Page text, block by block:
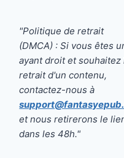
"Politique de retrait
(DMCA) : Si vous êtes
ayant droit et souhaitez
retrait d'un contenu,
contactez-nous à
et nous retirerons le
dans les 48h."